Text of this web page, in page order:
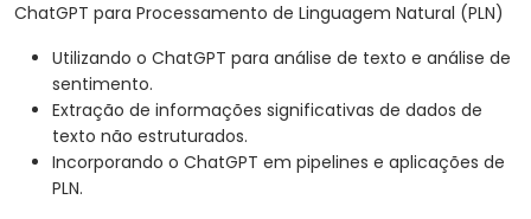
ChatGPT para Processamento de Linguagem Natural (PLN)
Utilizando o ChatGPT para análise de texto e análise de
sentimento.
Extração de informações significativas de dados de
texto não estruturados.
Incorporando o ChatGPT em pipelines e aplicações de
PLN.